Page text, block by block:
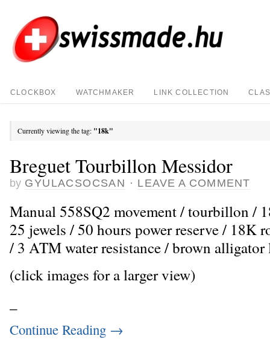
CLOCKBOX WATCHMAKER LINK COLLECTION
Currently viewing the tag: "18k"
Breguet Tourbillon Messidor
by GYULACSOCSAN · LEAVE A COMMENT
Manual 558SQ2 movement / tourbillon /
25 jewels / 50 hours power reserve / 18K
/ 3 ATM water resistance / brown alligator
(click images for a larger view)
Continue Reading →